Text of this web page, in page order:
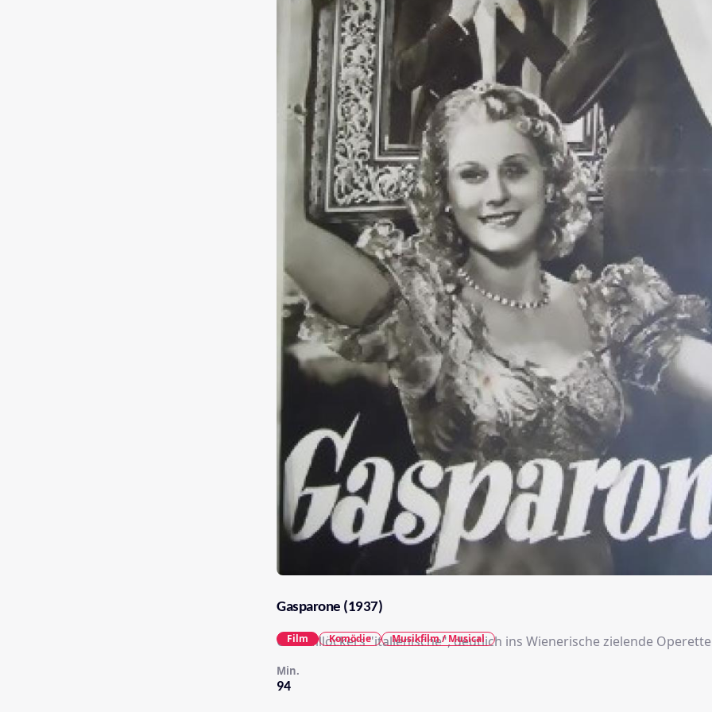
Gasparone (1937)
Carl Millöckers "italienische", deutlich ins Wienerische zielende
94
Min.
Film Komödie Musikfilm / Musical